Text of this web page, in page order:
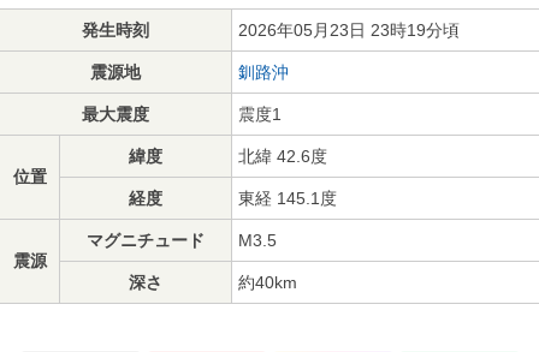
発生時刻 2026年05月23日 23時19分頃
震源地 釧路沖
最大震度 震度1
位置
緯度 北緯 42.6度
経度 東経 145.1度
震源
マグニチュード M3.5
深さ 約40km